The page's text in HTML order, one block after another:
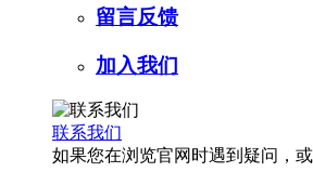
留言反馈
加入我们
联系我们
如果您在浏览官网时遇到疑问，